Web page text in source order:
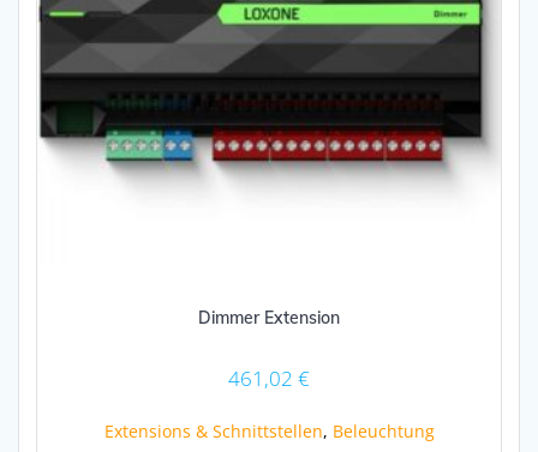
Dimmer Extension
461,02 €
Extensions & Schnittstellen, Beleuchtung